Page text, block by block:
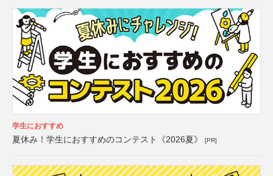
学生におすすめ
夏休み！学生におすすめのコンテスト《2026夏》 [PR]